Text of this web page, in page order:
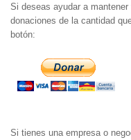
Si deseas ayudar a
donaciones de la cantidad
botón:
Si tienes una empresa o